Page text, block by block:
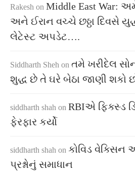
Rakesh on Middle East War:
અને ઈરાન વચ્ચે છઠ્ઠા દિવસે
લેટેસ્ટ અપડેટ….
Siddharth Sheh on તમે ખરીદેલ
શુદ્ધ છે તે ઘરે બેઠા જાણી શકો
siddharth shah on RBIએ ફિક્સ્ડ
ફેરફાર કર્યો
siddharth shah on કોવિડ વેક્સિન
પ્રશ્નોનું સમાધાન